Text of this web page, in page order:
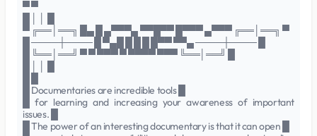
▀ ▀
▀ ╔══│══╗ █▄ █ ▄▀▀▀▄ ▀▀█▀▀ █▀▀▀ ▄▀▀▀ ╔══│══╗ ▀
█ ────┼──── █ ▀▄█ █ █ █ █▀▀ ▀▀▄ ────┼──── █
█ ╚══│══╝ ▀ ▀ ▀▀▀ ▀ ▀▀▀▀ ▀▀▀ ╚══│══╝ █
█ Documentaries are incredible tools █
█ for learning and increasing your awareness of important
issues. █
█ The power of an interesting documentary is that it can open █